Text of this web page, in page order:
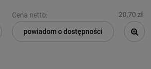
Cena netto: 20,70 zł
powiadom o dostępności